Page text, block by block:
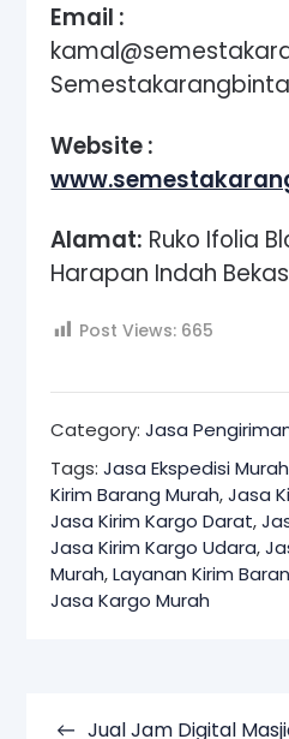
Email :
Website :
Alamat: Ruko Ifolia
Harapan Indah
Post Views: 665
Category:Jasa
Tags:Jasa Ekspedisi
Kirim Barang Murah,Jasa
Jasa Kirim Kargo Darat,
Jasa Kirim Kargo Udara,
Murah,Layanan Kirim
Jasa Kargo Murah
pos Jual Jam Digital